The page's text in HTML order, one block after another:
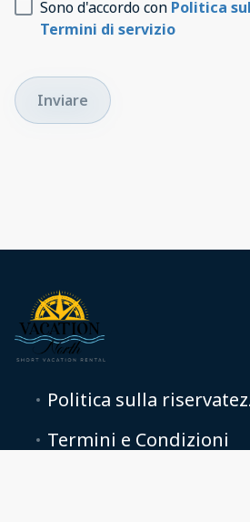
Sono d'accordo con Politica
Termini di servizio
Inviare
Politica sulla
Termini e Condizioni